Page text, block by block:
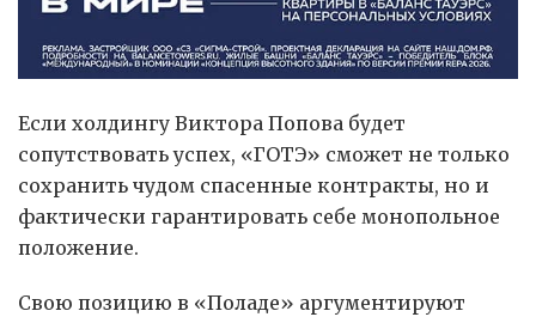
Если холдингу Виктора Попова будет
сопутствовать успех, «ГОТЭ» сможет не только
сохранить чудом спасенные контракты, но и
фактически гарантировать себе монопольное
положение.
Свою позицию в «Поладе» аргументируют